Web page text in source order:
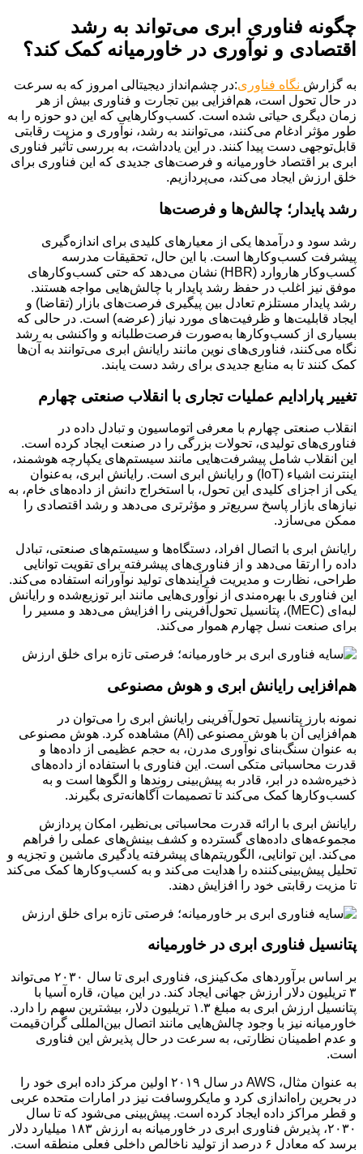
چگونه فناوری ابری می‌تواند به رشد
اقتصادی و نوآوری در خاورمیانه کمک کند؟
به گزارش نگاه فناوری:در چشم‌انداز دیجیتالی امروز که به سرعت
در حال تحول است، هم‌افزایی بین تجارت و فناوری بیش از هر
زمان دیگری حیاتی شده است. کسب‌وکارهایی که این دو حوزه را به
طور مؤثر ادغام می‌کنند، می‌توانند به رشد، نوآوری و مزیت رقابتی
قابل‌توجهی دست پیدا کنند. در این یادداشت، به بررسی تأثیر فناوری
ابری بر اقتصاد خاورمیانه و فرصت‌های جدیدی که این فناوری برای
خلق ارزش ایجاد می‌کند، می‌پردازیم.
رشد پایدار؛ چالش‌ها و فرصت‌ها
رشد سود و درآمدها یکی از معیارهای کلیدی برای اندازه‌گیری
پیشرفت کسب‌وکارها است. با این حال، تحقیقات مدرسه
کسب‌وکار هاروارد (HBR) نشان می‌دهد که حتی کسب‌وکارهای
موفق نیز اغلب در حفظ رشد پایدار با چالش‌هایی مواجه هستند.
رشد پایدار مستلزم تعادل بین پیگیری فرصت‌های بازار (تقاضا) و
ایجاد قابلیت‌ها و ظرفیت‌های مورد نیاز (عرضه) است. در حالی که
بسیاری از کسب‌وکارها به‌صورت فرصت‌طلبانه و واکنشی به رشد
نگاه می‌کنند، فناوری‌های نوین مانند رایانش ابری می‌توانند به آن‌ها
کمک کنند تا به منابع جدیدی برای رشد دست یابند.
تغییر پارادایم عملیات تجاری با انقلاب صنعتی چهارم
انقلاب صنعتی چهارم با معرفی اتوماسیون و تبادل داده در
فناوری‌های تولیدی، تحولات بزرگی را در صنعت ایجاد کرده است.
این انقلاب شامل پیشرفت‌هایی مانند سیستم‌های یکپارچه هوشمند،
اینترنت اشیاء (IoT) و رایانش ابری است. رایانش ابری، به‌عنوان
یکی از اجزای کلیدی این تحول، با استخراج دانش از داده‌های خام، به
نیازهای بازار پاسخ سریع‌تر و مؤثرتری می‌دهد و رشد اقتصادی را
ممکن می‌سازد.
رایانش ابری با اتصال افراد، دستگاه‌ها و سیستم‌های صنعتی، تبادل
داده را ارتقا می‌دهد و از فناوری‌های پیشرفته برای تقویت توانایی
طراحی، نظارت و مدیریت فرآیندهای تولید نوآورانه استفاده می‌کند.
این فناوری با بهره‌مندی از نوآوری‌هایی مانند ابر توزیع‌شده و رایانش
لبه‌ای (MEC)، پتانسیل تحول‌آفرینی را افزایش می‌دهد و مسیر را
برای صنعت نسل چهارم هموار می‌کند.
هم‌افزایی رایانش ابری و هوش مصنوعی
نمونه بارز پتانسیل تحول‌آفرینی رایانش ابری را می‌توان در
هم‌افزایی آن با هوش مصنوعی (AI) مشاهده کرد. هوش مصنوعی
به عنوان سنگ‌بنای نوآوری مدرن، به حجم عظیمی از داده‌ها و
قدرت محاسباتی متکی است. این فناوری با استفاده از داده‌های
ذخیره‌شده در ابر، قادر به پیش‌بینی روندها و الگوها است و به
کسب‌وکارها کمک می‌کند تا تصمیمات آگاهانه‌تری بگیرند.
رایانش ابری با ارائه قدرت محاسباتی بی‌نظیر، امکان پردازش
مجموعه‌های داده‌های گسترده و کشف بینش‌های عملی را فراهم
می‌کند. این توانایی، الگوریتم‌های پیشرفته یادگیری ماشین و تجزیه و
تحلیل پیش‌بینی‌کننده را هدایت می‌کند و به کسب‌وکارها کمک می‌کند
تا مزیت رقابتی خود را افزایش دهند.
پتانسیل فناوری ابری در خاورمیانه
بر اساس برآوردهای مک‌کینزی، فناوری ابری تا سال ۲۰۳۰ می‌تواند
۳ تریلیون دلار ارزش جهانی ایجاد کند. در این میان، قاره آسیا با
پتانسیل ارزش ابری به مبلغ ۱.۳ تریلیون دلار، بیشترین سهم را دارد.
خاورمیانه نیز با وجود چالش‌هایی مانند اتصال بین‌المللی گران‌قیمت
و عدم اطمینان نظارتی، به سرعت در حال پذیرش این فناوری
است.
به عنوان مثال، AWS در سال ۲۰۱۹ اولین مرکز داده ابری خود را
در بحرین راه‌اندازی کرد و مایکروسافت نیز در امارات متحده عربی
و قطر مراکز داده ایجاد کرده است. پیش‌بینی می‌شود که تا سال
۲۰۳۰، پذیرش فناوری ابری در خاورمیانه به ارزش ۱۸۳ میلیارد دلار
برسد که معادل ۶ درصد از تولید ناخالص داخلی فعلی منطقه است.